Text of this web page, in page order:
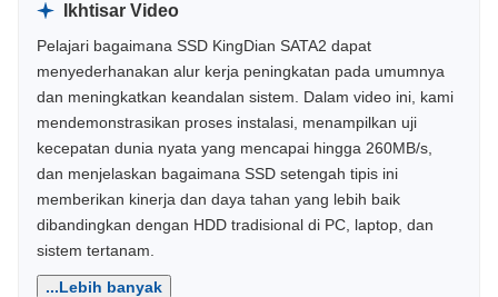
Ikhtisar Video
Pelajari bagaimana SSD KingDian SATA2 dapat
menyederhanakan alur kerja peningkatan pada umumnya
dan meningkatkan keandalan sistem. Dalam video ini, kami
mendemonstrasikan proses instalasi, menampilkan uji
kecepatan dunia nyata yang mencapai hingga 260MB/s,
dan menjelaskan bagaimana SSD setengah tipis ini
memberikan kinerja dan daya tahan yang lebih baik
dibandingkan dengan HDD tradisional di PC, laptop, dan
sistem tertanam.
...Lebih banyak